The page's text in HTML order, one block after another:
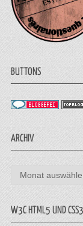
BUTTONS
ARCHIV
Archiv
W3C HTML5 UND CSS3